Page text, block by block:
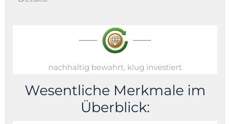
nachhaltig bewahrt, klug investiert
Wesentliche Merkmale im
Überblick: